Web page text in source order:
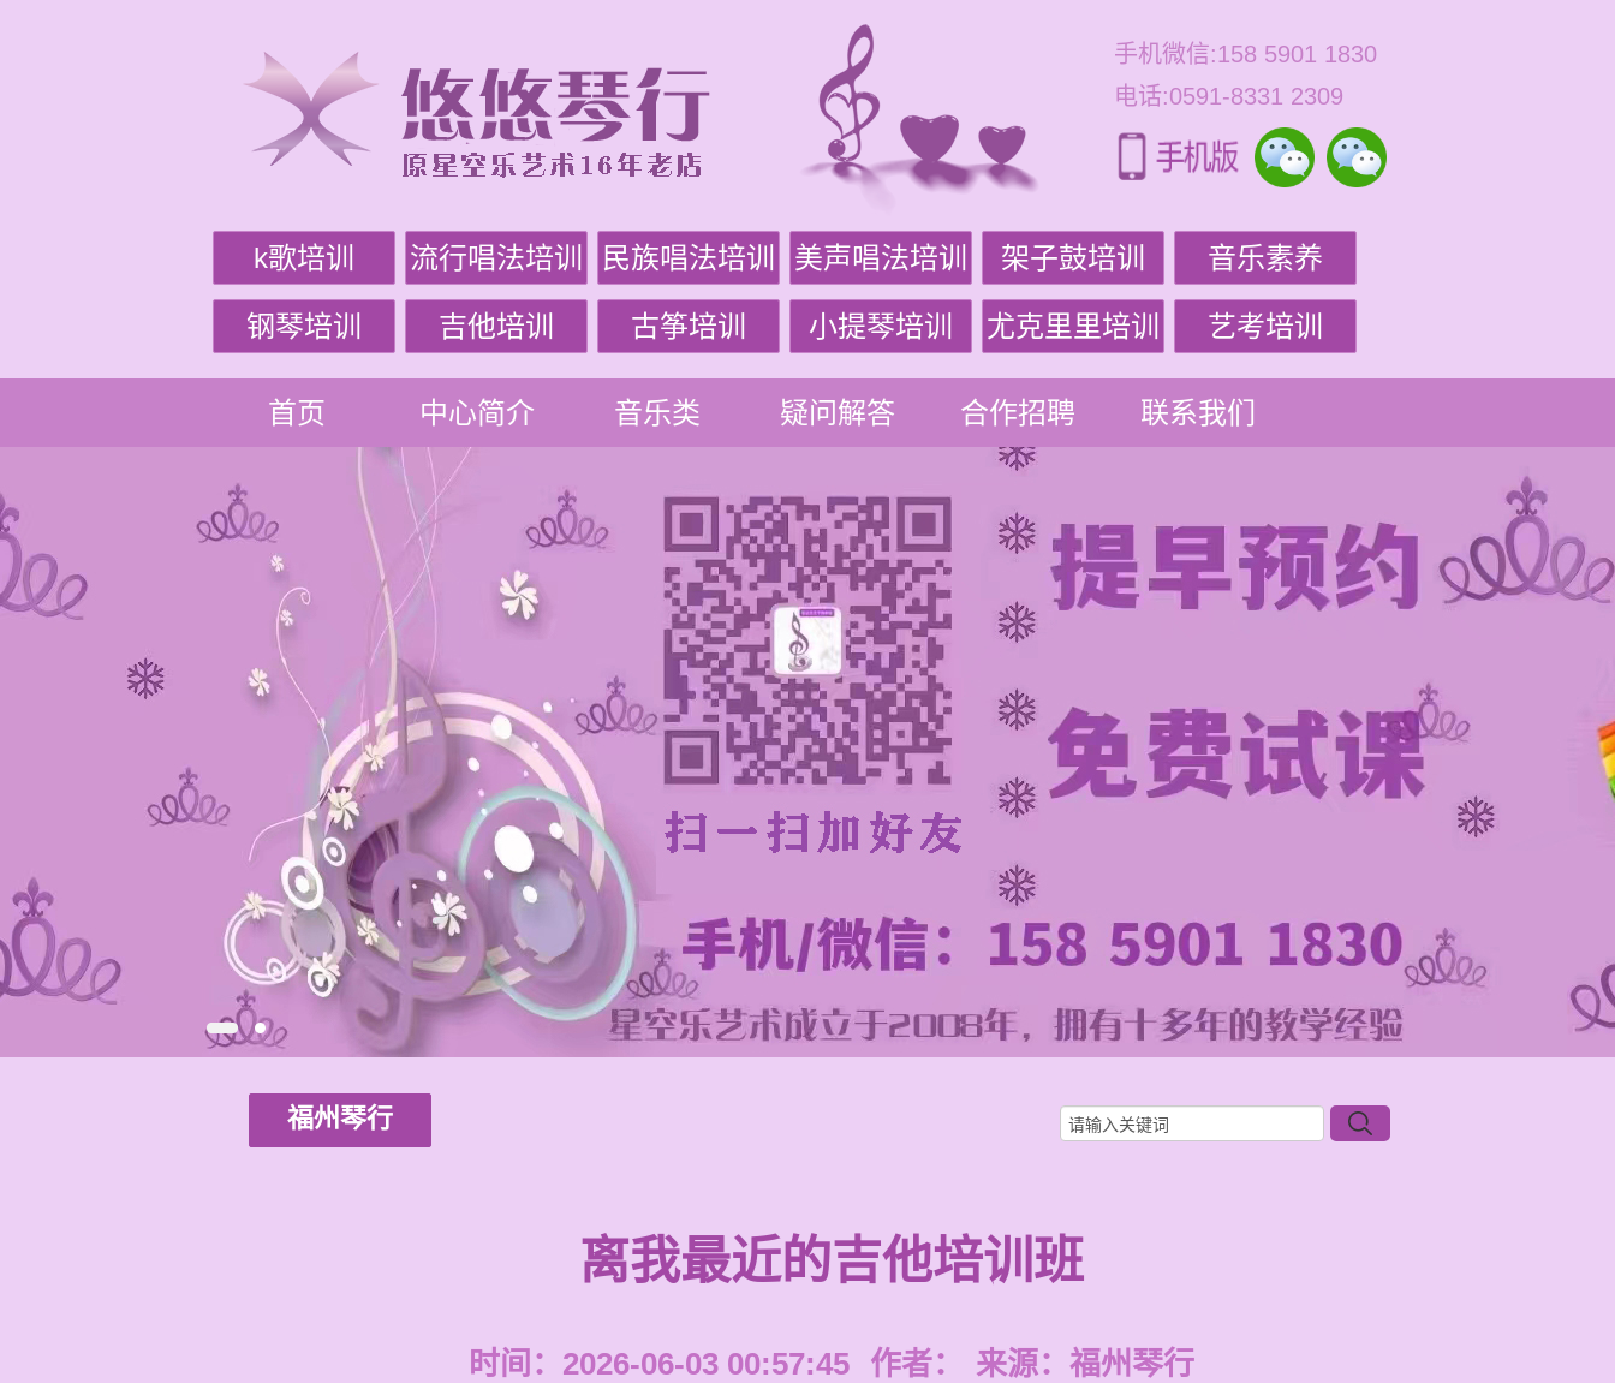
手机微信:158 5901 1830
电话:0591-8331 2309
k歌培训 流行唱法培训 民族唱法培训 美声唱法培训 架子鼓培训 音乐素养
钢琴培训 吉他培训 古筝培训 小提琴培训 尤克里里培训 艺考培训
首页 中心简介 音乐类 疑问解答 合作招聘 联系我们
福州琴行
离我最近的吉他培训班
时间：2026-06-03 00:57:45 作者： 来源： 福州琴行